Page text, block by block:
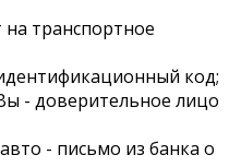
на транспортное
код;
- доверительное лицо
- письмо из банка о